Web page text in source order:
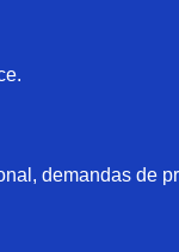
demandas de